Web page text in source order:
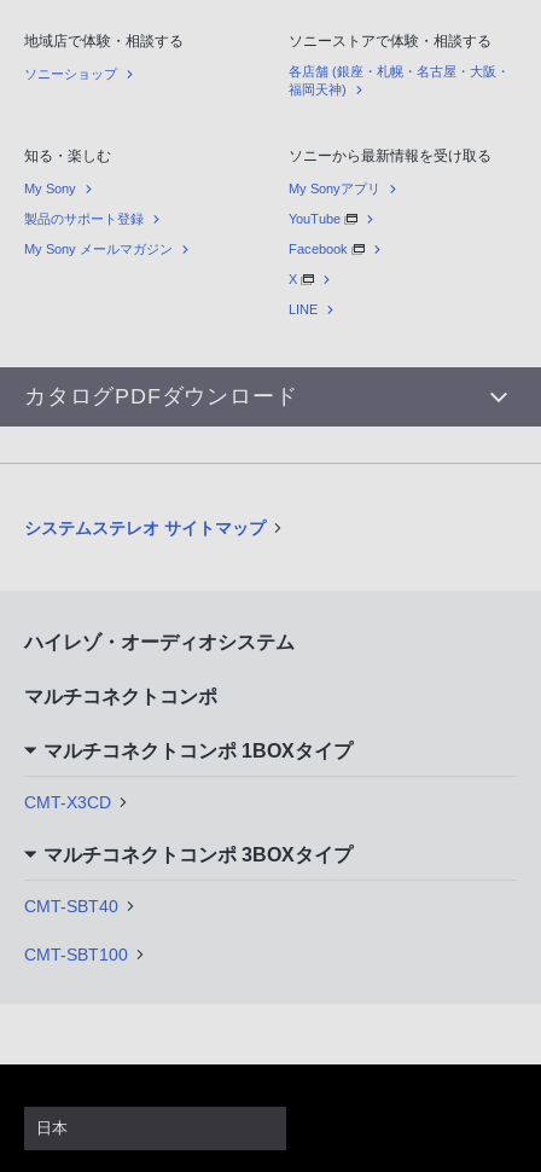
地域店で体験・相談する
ソニーショップ
ソニーストアで体験・相談する
各店舗 (銀座・札幌・名古屋・大阪・
福岡天神)
知る・楽しむ
My Sony
製品のサポート登録
My Sony メールマガジン
ソニーから最新情報を受け取る
My Sonyアプリ
YouTube
Facebook
X
LINE
カタログPDFダウンロード
システムステレオ サイトマップ
ハイレゾ・オーディオシステム
マルチコネクトコンポ
マルチコネクトコンポ 1BOXタイプ
CMT-X3CD
マルチコネクトコンポ 3BOXタイプ
CMT-SBT40
CMT-SBT100
日本